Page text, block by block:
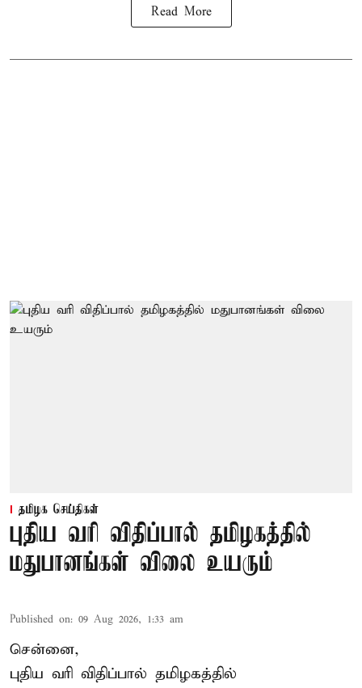
Read More
தமிழக செய்திகள்
புதிய வரி விதிப்பால் தமிழகத்தில்
மதுபானங்கள் விலை உயரும்
Published on: 09 Aug 2026, 1:33 am
சென்னை,
புதிய வரி விதிப்பால் தமிழகத்தில்